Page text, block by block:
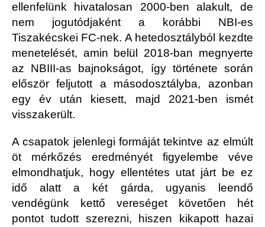
ellenfelünk hivatalosan 2000-ben alakult, de
nem jogutódjaként a korábbi NBI-es
Tiszakécskei FC-nek. A hetedosztályból kezdte
menetelését, amin belül 2018-ban megnyerte
az NBIII-as bajnokságot, így története során
először feljutott a másodosztályba, azonban
egy év után kiesett, majd 2021-ben ismét
visszakerült.
A csapatok jelenlegi formáját tekintve az elmúlt
öt mérkőzés eredményét figyelembe véve
elmondhatjuk, hogy ellentétes utat járt be ez
idő alatt a két gárda, ugyanis leendő
vendégünk kettő vereséget követően hét
pontot tudott szerezni, hiszen kikapott hazai